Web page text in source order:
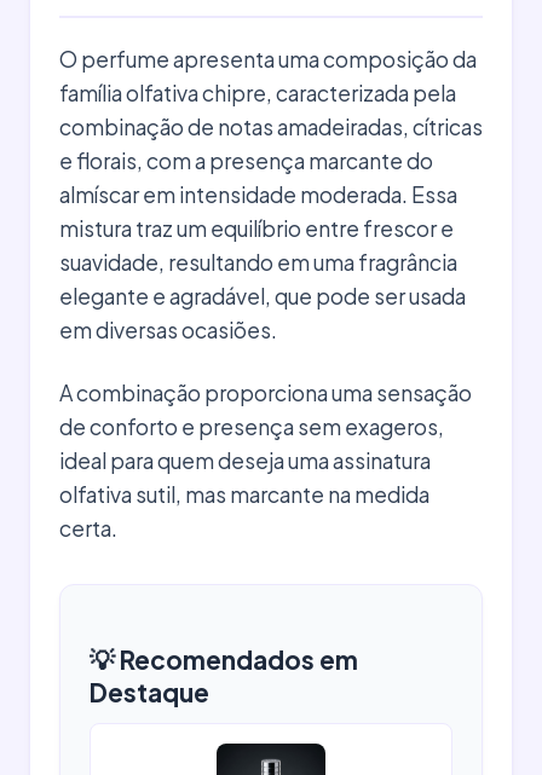
O perfume apresenta uma composição da
família olfativa chipre, caracterizada pela
combinação de notas amadeiradas, cítricas
e florais, com a presença marcante do
almíscar em intensidade moderada. Essa
mistura traz um equilíbrio entre frescor e
suavidade, resultando em uma fragrância
elegante e agradável, que pode ser usada
em diversas ocasiões.
A combinação proporciona uma sensação
de conforto e presença sem exageros,
ideal para quem deseja uma assinatura
olfativa sutil, mas marcante na medida
certa.
💡 Recomendados em
Destaque